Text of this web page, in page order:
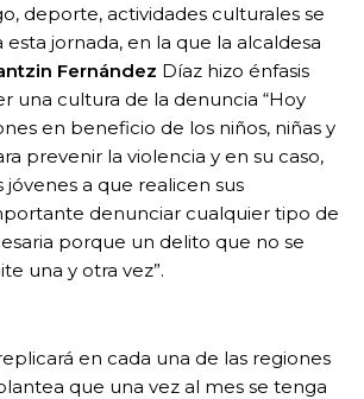
deporte, actividades culturales se
jornada, en la que la alcaldesa
Fernández Díaz hizo énfasis
una cultura de la denuncia “Hoy
en beneficio de los niños, niñas y
prevenir la violencia y en su caso,
jóvenes a que realicen sus
denunciar cualquier tipo de
porque un delito que no se
una y otra vez”.
en cada una de las regiones
que una vez al mes se tenga